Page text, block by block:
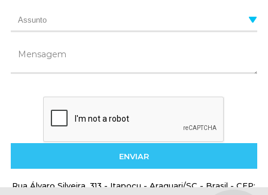
ENVIAR
Rua Álvaro Silveira, 313 - Itapocu - Araquari/SC - Brasil - CEP: